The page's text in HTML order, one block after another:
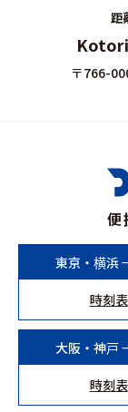
距
〒766-
便
東京・横浜
時刻表
大阪・神戸
時刻表